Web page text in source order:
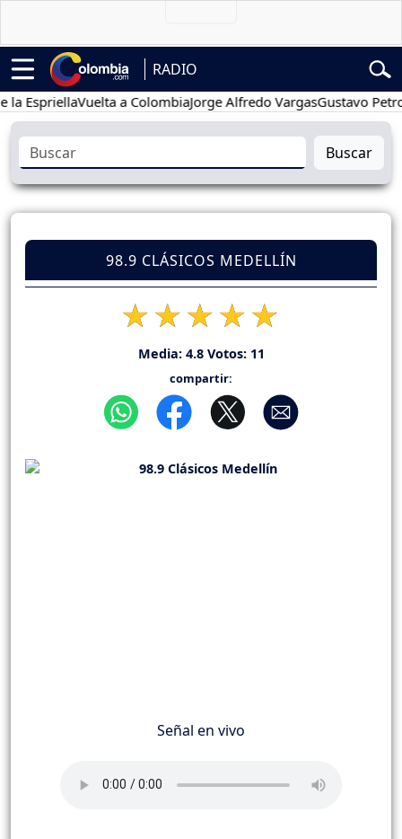
RADIO
Vuelta a ColombiaJorge Alfredo VargasGustavo Petro
Buscar
98.9 CLÁSICOS MEDELLÍN
Media: 4.8Votos: 11
compartir:
Señal en vivo